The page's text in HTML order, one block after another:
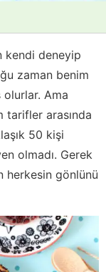
kendi deneyip
zaman benim
olurlar. Ama
tarifler arasında
50 kişi
olmadı. Gerek
herkesin gönlünü